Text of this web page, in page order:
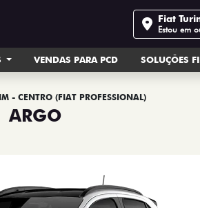
Fiat
Estou em
VENDAS PARA PCD SOLUÇÕES
- CENTRO (FIAT PROFESSIONAL)
ARGO